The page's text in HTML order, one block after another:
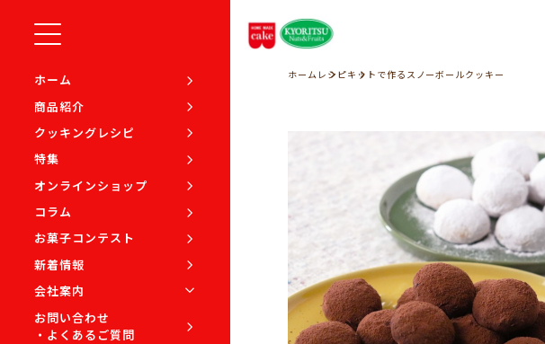
ホーム
商品紹介
クッキングレシピ
特集
オンラインショップ
コラム
お菓子コンテスト
新着情報
会社案内
お問い合わせ
・よくあるご質問
ホーム レシピキットで作るスノーボールクッキー